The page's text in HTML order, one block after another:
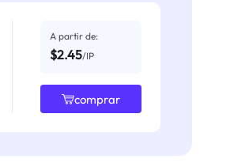
A partir de:
$2.45/IP
comprar